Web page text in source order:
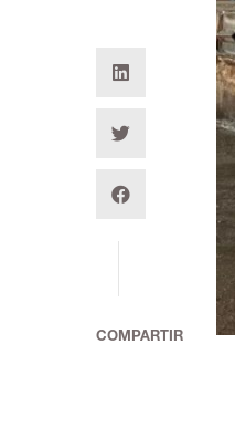
COMPARTIR